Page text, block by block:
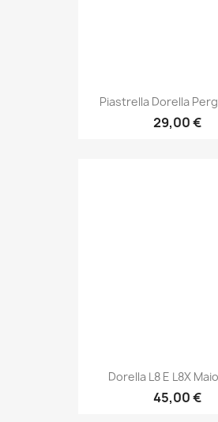
Piastrella Dorella
29,00 €
Dorella L8 E L8X
45,00 €